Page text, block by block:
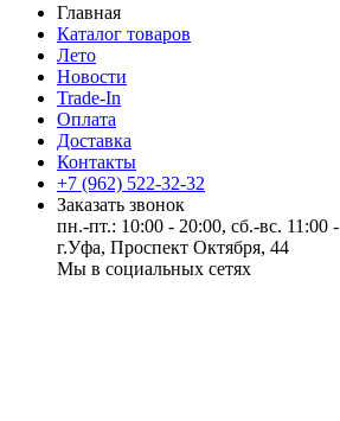
Главная
Каталог товаров
Лето
Новости
Trade-In
Оплата
Доставка
Контакты
+7 (962) 522-32-32
Заказать звонок
пн.-пт.: 10:00 - 20:00, сб.-вс. 11:00
г.Уфа, Проспект Октября, 44
Мы в социальных сетях